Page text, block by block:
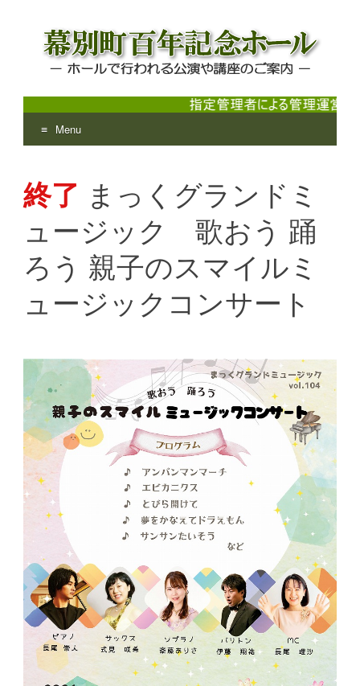
幕別町百年記念ホール
ホールで行われる公演や講座のご案内
Menu
content
終了 まっくグランドミ
ュージック 歌おう 踊
ろう 親子のスマイルミ
ュージックコンサート